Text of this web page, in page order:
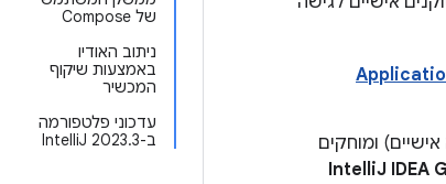
של Compose
ניתוב האודיו
באמצעות שיקוף
המכשיר
עדכוני פלטפורמה
ב-IntelliJ 2023.3
אישיים) ומוחקים
IntelliJ IDEA